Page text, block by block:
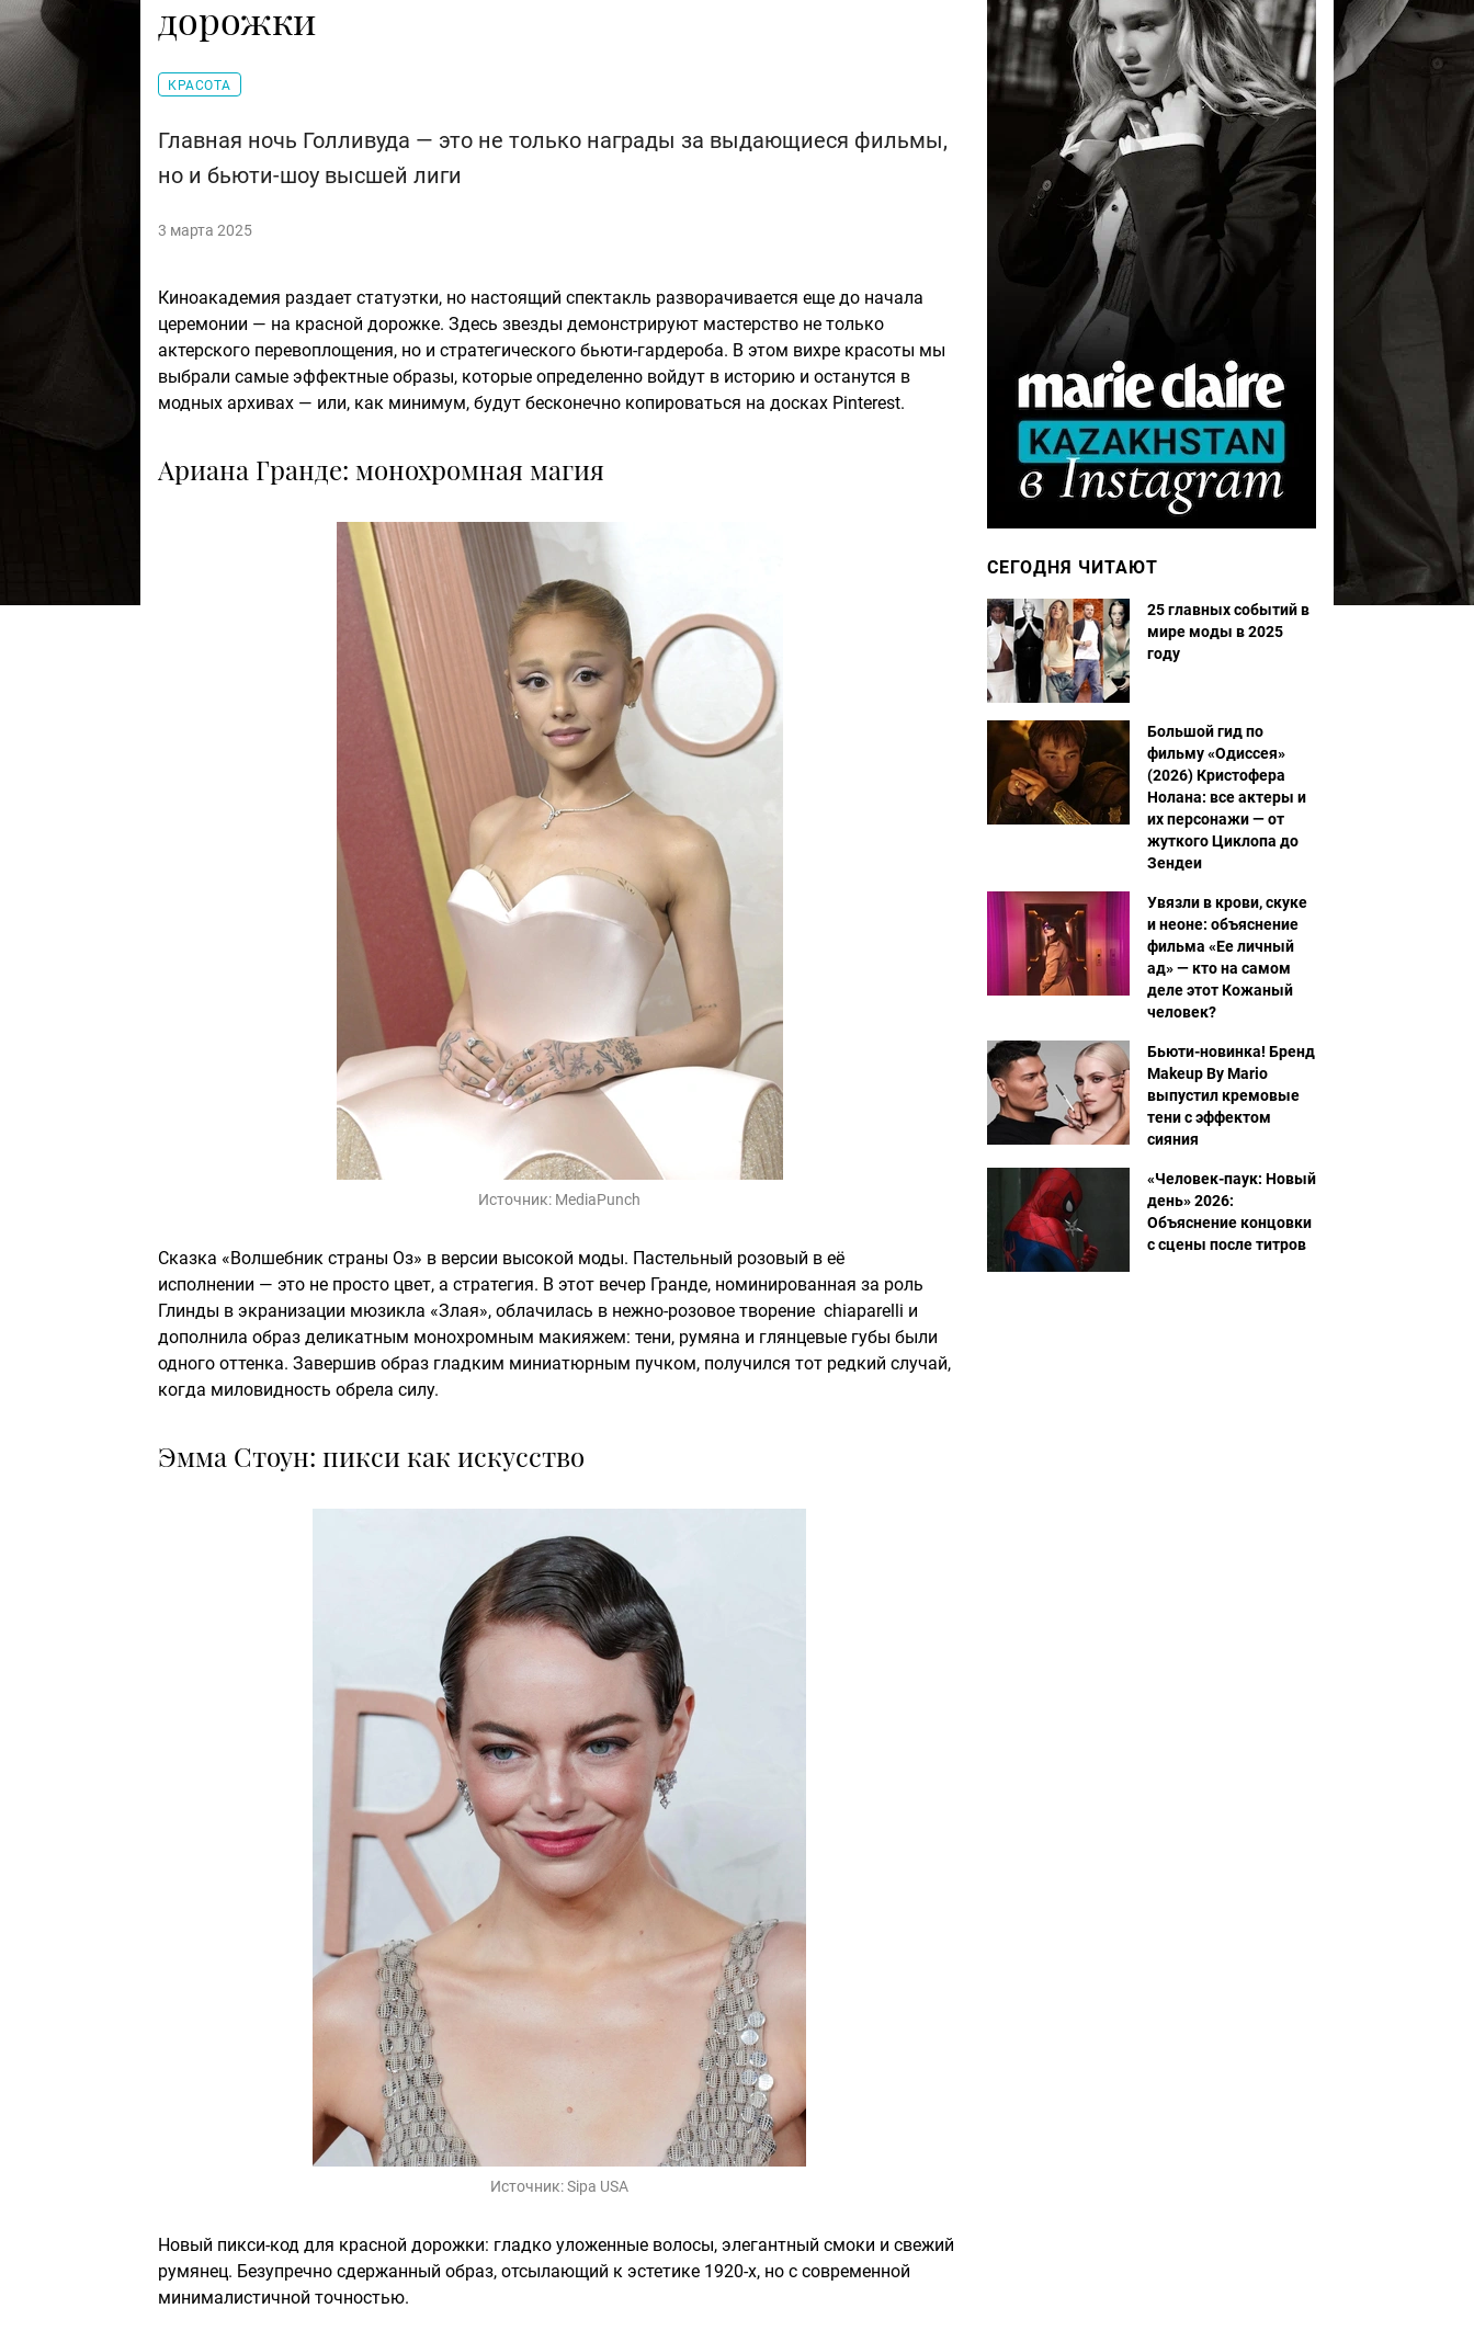
дорожки
КРАСОТА
Главная ночь Голливуда — это не только награды за выдающиеся фильмы,
но и бьюти-шоу высшей лиги
3 марта 2025
Киноакадемия раздает статуэтки, но настоящий спектакль разворачивается еще до начала
церемонии — на красной дорожке. Здесь звезды демонстрируют мастерство не только
актерского перевоплощения, но и стратегического бьюти-гардероба. В этом вихре красоты мы
выбрали самые эффектные образы, которые определенно войдут в историю и останутся в
модных архивах — или, как минимум, будут бесконечно копироваться на досках Pinterest.
Ариана Гранде: монохромная магия
Источник: MediaPunch
Сказка «Волшебник страны Оз» в версии высокой моды. Пастельный розовый в её
исполнении — это не просто цвет, а стратегия. В этот вечер Гранде, номинированная за роль
Глинды в экранизации мюзикла «Злая», облачилась в нежно-розовое творение chiaparelli и
дополнила образ деликатным монохромным макияжем: тени, румяна и глянцевые губы были
одного оттенка. Завершив образ гладким миниатюрным пучком, получился тот редкий случай,
когда миловидность обрела силу.
Эмма Стоун: пикси как искусство
Источник:Sipa USA
Новый пикси-код для красной дорожки: гладко уложенные волосы, элегантный смоки и свежий
румянец. Безупречно сдержанный образ, отсылающий к эстетике 1920-х, но с современной
минималистичной точностью.
СЕГОДНЯ ЧИТАЮТ
25 главных событий в
мире моды в 2025
году
Большой гид по
фильму «Одиссея»
(2026) Кристофера
Нолана: все актеры и
их персонажи — от
жуткого Циклопа до
Зендеи
Увязли в крови, скуке
и неоне: объяснение
фильма «Ее личный
ад» — кто на самом
деле этот Кожаный
человек?
Бьюти-новинка! Бренд
Makeup By Mario
выпустил кремовые
тени с эффектом
сияния
«Человек-паук: Новый
день» 2026:
Объяснение концовки
с сцены после титров